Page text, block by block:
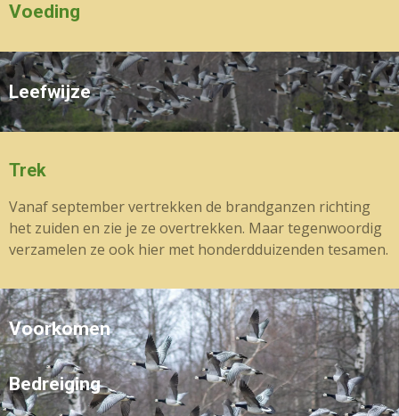
Voeding
Leefwijze
Trek
Vanaf september vertrekken de brandganzen richting
het zuiden en zie je ze overtrekken. Maar tegenwoordig
verzamelen ze ook hier met honderdduizenden tesamen.
Voorkomen
Bedreiging